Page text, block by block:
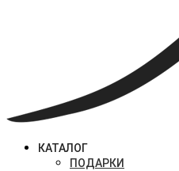
КАТАЛОГ
ПОДАРКИ